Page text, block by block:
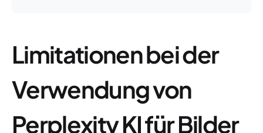
Limitationen bei der
Verwendung von
Perplexity KI für Bilder